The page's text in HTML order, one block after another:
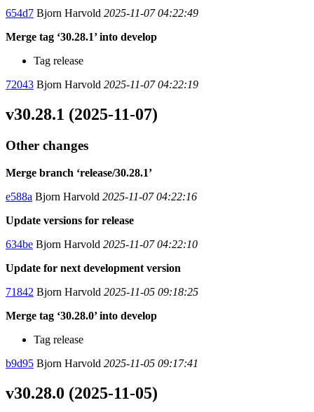
654d7 Bjorn Harvold 2025-11-07 04:22:49
Merge tag ‘30.28.1’ into develop
Tag release
72043 Bjorn Harvold 2025-11-07 04:22:19
v30.28.1 (2025-11-07)
Other changes
Merge branch ‘release/30.28.1’
e588a Bjorn Harvold 2025-11-07 04:22:16
Update versions for release
634be Bjorn Harvold 2025-11-07 04:22:10
Update for next development version
71842 Bjorn Harvold 2025-11-05 09:18:25
Merge tag ‘30.28.0’ into develop
Tag release
b9d95 Bjorn Harvold 2025-11-05 09:17:41
v30.28.0 (2025-11-05)